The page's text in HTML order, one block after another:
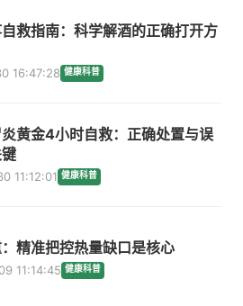
救指南：科学解酒的正确打开方
16:47:28 健康科普
黄金4小时自救：正确处置与误
11:12:01 健康科普
精准把控热量缺口是核心
11:14:45 健康科普